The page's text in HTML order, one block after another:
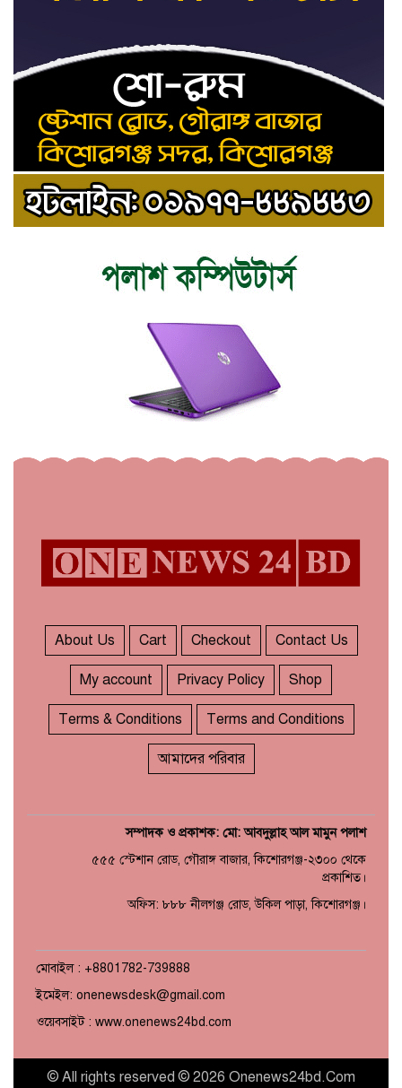
১০
৪ বিভাগে অতি ভারি বৃষ্টির
সতর্কবার্তা
About Us Cart Checkout Contact Us
My account Privacy Policy Shop
Terms & Conditions Terms and Conditions
আমাদের পরিবার
সম্পাদক ও প্রকাশক: মো: আবদুল্লাহ আল মামুন পলাশ
৫৫৫ স্টেশান রোড, গৌরাঙ্গ বাজার, কিশোরগঞ্জ-২৩০০ থেকে
প্রকাশিত।
অফিস: ৮৮৮ নীলগঞ্জ রোড, উকিল পাড়া, কিশোরগঞ্জ।
মোবাইল : +8801782-739888
ইমেইল: onenewsdesk@gmail.com
ওয়েবসাইট : www.onenews24bd.com
© All rights reserved © 2026 Onenews24bd.Com